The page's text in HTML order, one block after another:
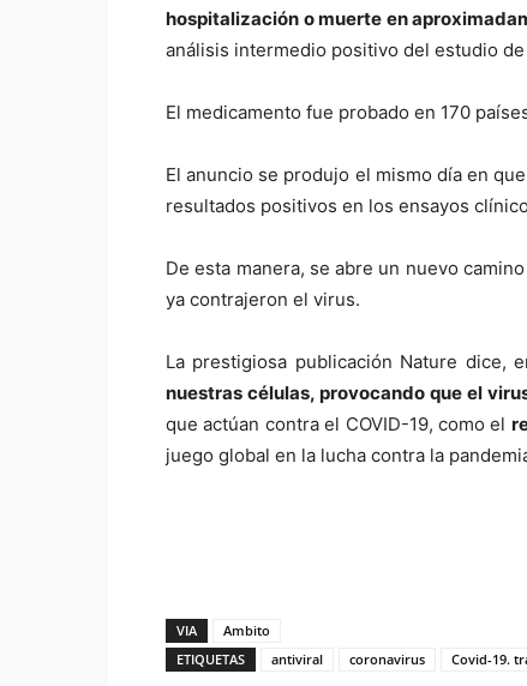
hospitalización o muerte en
análisis intermedio positivo del estudio de
El medicamento fue probado en 170
El anuncio se produjo el mismo día en
resultados positivos en los ensayos
De esta manera, se abre un nuevo
ya contrajeron el virus.
La prestigiosa publicación Nature dice,
nuestras células, provocando que el
que actúan contra el COVID-19, como el
juego global en la lucha contra la
VIA
Ambito
ETIQUETAS
antiviral coronavirus Covid-19.